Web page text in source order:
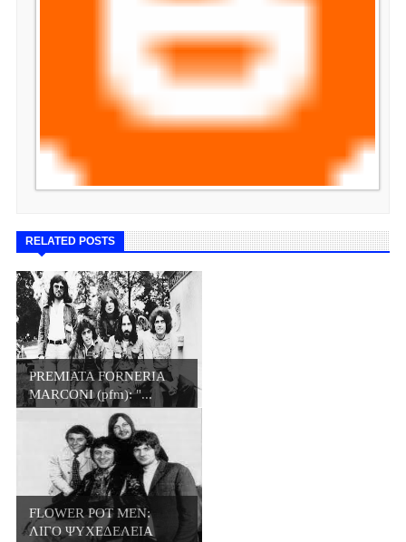
RELATED POSTS
PREMIATA FORNERIA
MARCONI (pfm): "...
FLOWER POT MEN:
ΛΙΓΟ ΨΥΧΕΔΕΛΕΙΑ